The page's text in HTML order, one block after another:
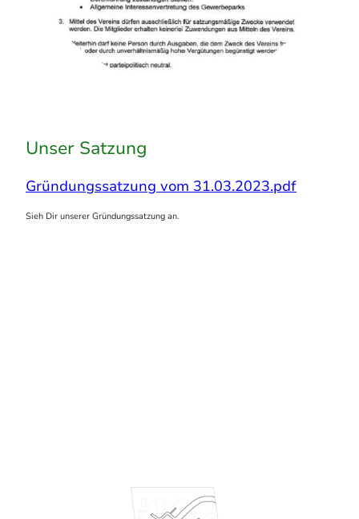
Unser Satzung
Gründungssatzung vom 31.03.2023.pdf
Sieh Dir unserer Gründungssatzung an.